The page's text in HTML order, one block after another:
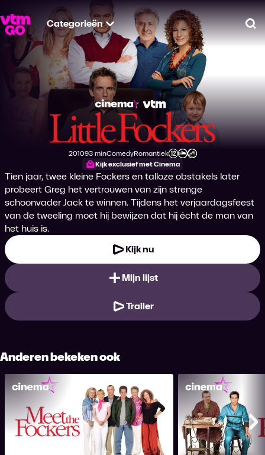
Categorieën
Little Fockers
Productiejaar
2010
Tijdsduur
93 min
Genre
Comedy
Genre
Romantiek
Leeftijdsclassificatie
Kijk exclusief met Cinema
Tien jaar, twee kleine Fockers en talloze obstakels later
probeert Greg het vertrouwen van zijn strenge
schoonvader Jack te winnen. Tijdens het verjaardagsfeest
van de tweeling moet hij bewijzen dat hij écht de man van
het huis is.
Kijk nu
Mijn lijst
Trailer
Anderen bekeken ook
Meet the Fockers Meet